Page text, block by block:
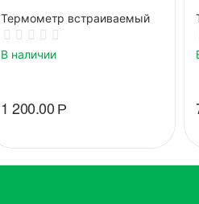
Термометр встраиваемый
В наличии
1 200.00Р